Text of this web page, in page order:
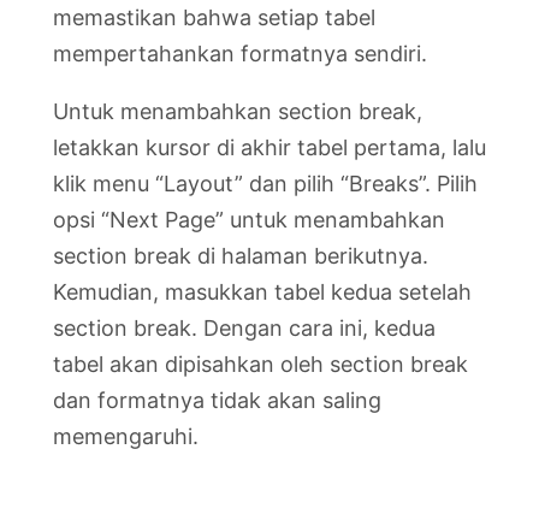
memastikan bahwa setiap tabel
mempertahankan formatnya sendiri.
Untuk menambahkan section break,
letakkan kursor di akhir tabel pertama, lalu
klik menu “Layout” dan pilih “Breaks”. Pilih
opsi “Next Page” untuk menambahkan
section break di halaman berikutnya.
Kemudian, masukkan tabel kedua setelah
section break. Dengan cara ini, kedua
tabel akan dipisahkan oleh section break
dan formatnya tidak akan saling
memengaruhi.